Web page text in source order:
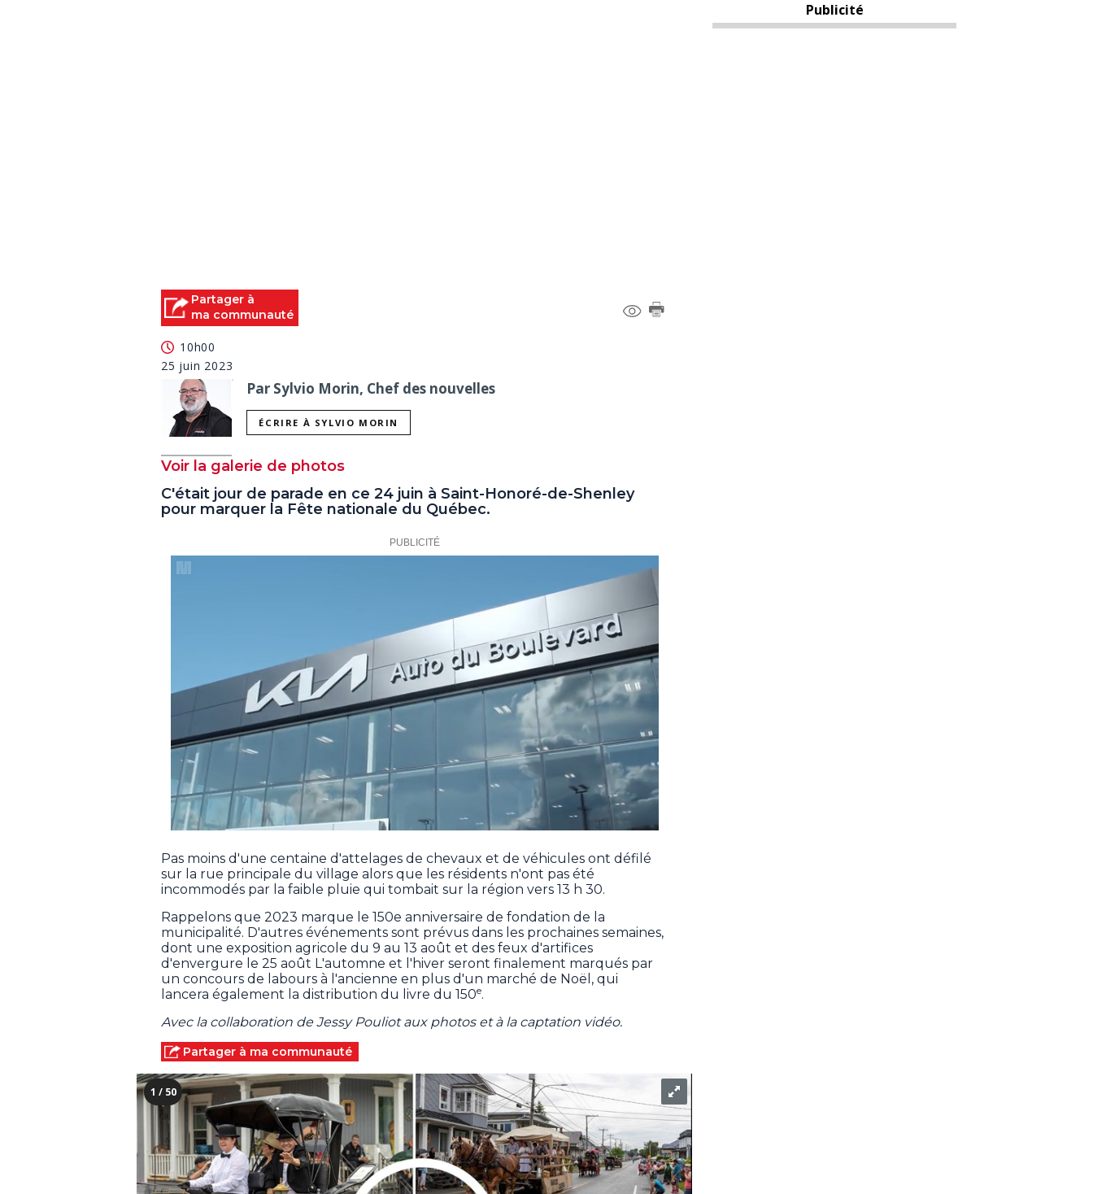
Partager à
ma communauté
10h00
25 juin 2023
Par Sylvio Morin, Chef des nouvelles
ÉCRIRE À SYLVIO MORIN
Voir la galerie de photos
C'était jour de parade en ce 24 juin à Saint-Honoré-de-Shenley
pour marquer la Fête nationale du Québec.
Pas moins d'une centaine d'attelages de chevaux et de véhicules ont défilé
sur la rue principale du village alors que les résidents n'ont pas été
incommodés par la faible pluie qui tombait sur la région vers 13 h 30.
Rappelons que 2023 marque le 150e anniversaire de fondation de la
municipalité. D'autres événements sont prévus dans les prochaines semaines,
dont une exposition agricole du 9 au 13 août et des feux d'artifices
d'envergure le 25 août L'automne et l'hiver seront finalement marqués par
un concours de labours à l'ancienne en plus d'un marché de Noël, qui
lancera également la distribution du livre du 150e.
Avec la collaboration de Jessy Pouliot aux photos et à la captation vidéo.
Partager à ma communauté
1 / 50
Publicité